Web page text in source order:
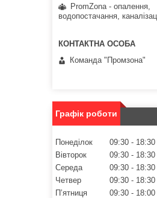
PromZona - опалення,
водопостачання,
Команда "Промзона"
Графік роботи
Понеділок 09:30
18:30
Вівторок
09:30
18:30
Середа
09:30
18:30
Четвер
09:30
18:30
Пʼятниця
09:30
18:00